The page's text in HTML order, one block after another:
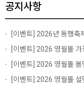
공지사항
[이벤트] 2026년 동행축
[이벤트] 2026 영월몰 가
[이벤트] 2026 영월몰 봄
[이벤트] 2026 영월몰 설